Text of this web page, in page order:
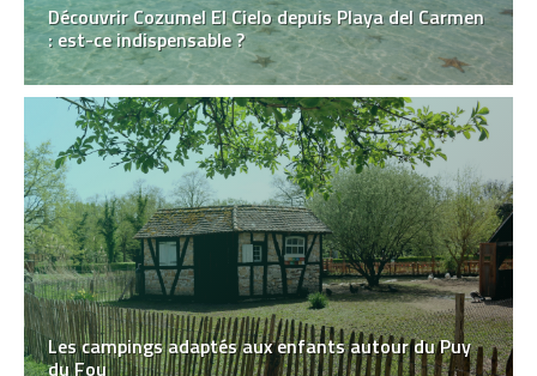
Découvrir Cozumel El Cielo depuis Playa del Carmen
: est-ce indispensable ?
Les campings adaptés aux enfants autour du Puy
du Fou